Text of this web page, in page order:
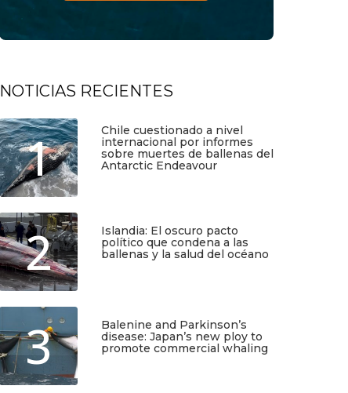
NOTICIAS RECIENTES
1
Chile cuestionado a nivel
internacional por informes
sobre muertes de ballenas del
Antarctic Endeavour
2
Islandia: El oscuro pacto
político que condena a las
ballenas y la salud del océano
3
Balenine and Parkinson’s
disease: Japan’s new ploy to
promote commercial whaling